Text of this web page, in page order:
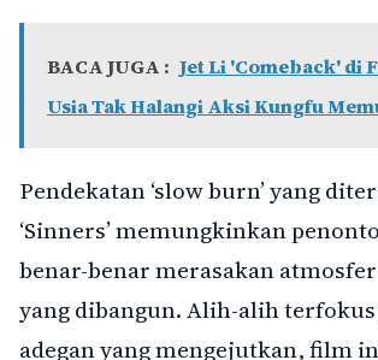
BACA JUGA : Jet Li 'Comeback' di
Usia Tak Halangi Aksi Kungfu
Pendekatan ‘slow burn’ yang
‘Sinners’ memungkinkan
benar-benar merasakan
yang dibangun. Alih-alih terfokus
adegan yang mengejutkan, film